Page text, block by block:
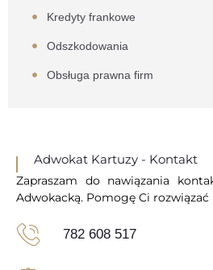
Kredyty frankowe
Odszkodowania
Obsługa prawna firm
Adwokat Kartuzy - Kontakt
Zapraszam do nawiązania
Adwokacką. Pomogę Ci
782 608 517